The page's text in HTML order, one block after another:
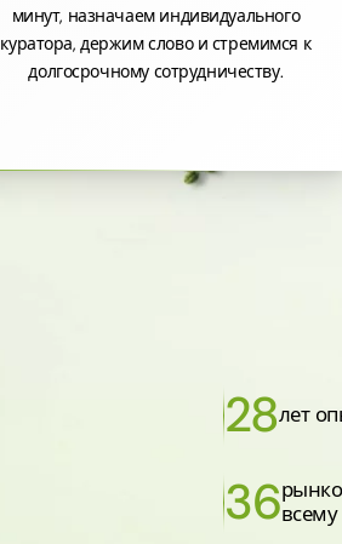
минут, назначаем индивидуального
куратора, держим слово и стремимся к
долгосрочному сотрудничеству.
28лет
36